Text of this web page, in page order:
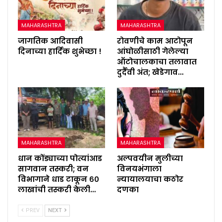
MAHARASHTRA
जागतिक आदिवासी
दिनाच्या हार्दिक शुभेच्छा !
MAHARASHTRA
रोवणीचे काम आटोपून
आंघोळीसाठी गेलेल्या
ऑटोचालकाचा तलावात
दुर्दैवी अंत; खेडेगाव…
MAHARASHTRA
धान कोंड्याच्या पोत्यांआड
सागवान तस्करी; वन
विभागाने धाड टाकून ६०
लाखांची तस्करी केली…
MAHARASHTRA
अल्पवयीन मुलीच्या
विनयभंगाला
न्यायालयाचा कठोर
दणका
PREV NEXT